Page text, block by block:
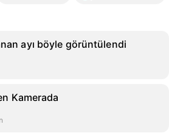
ayı böyle görüntülendi
Kamerada